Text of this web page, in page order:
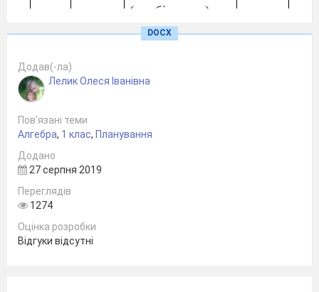
(комбінована)
Повторення
4.
Степінь із
показником
5.
6.
DOCX
Додав(-ла)
Лелик Олеся Іванівна
Пов’язані теми
Алгебра, 1 клас, Планування
Додано
27 серпня 2019
Переглядів
1274
Оцінка розробки
Відгуки відсутні